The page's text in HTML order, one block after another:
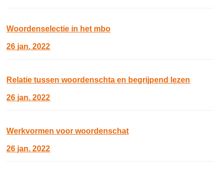
Woordenselectie in het mbo
26 jan. 2022
Relatie tussen woordenschta en begrijpend lezen
26 jan. 2022
Werkvormen voor woordenschat
26 jan. 2022